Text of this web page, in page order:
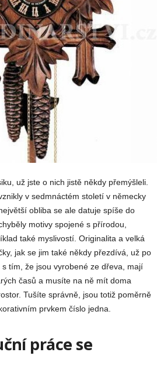
už jste o nich jistě někdy přemýšleli.
v sedmnáctém století v německy
obliba se ale datuje spíše do
motivy spojené s přírodou,
také myslivostí. Originalita a velká
jak se jim také někdy přezdívá, už po
tím, že jsou vyrobené ze dřeva, mají
časů a musíte na ně mít doma
Tušíte správně, jsou totiž poměrně
prvkem číslo jedna.
práce se